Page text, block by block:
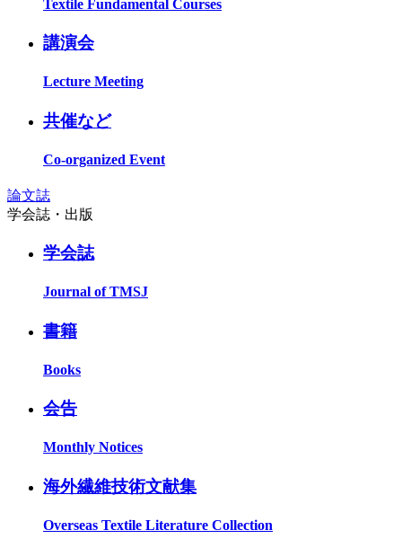
Textile Fundamental Courses
講演会
Lecture Meeting
共催など
Co-organized Event
論文誌
学会誌・出版
学会誌
Journal of TMSJ
書籍
Books
会告
Monthly Notices
海外繊維技術文献集
Overseas Textile Literature Collection